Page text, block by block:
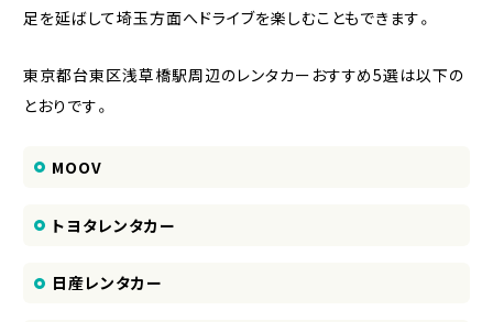
足を延ばして埼玉方面へドライブを楽しむこともできます。
東京都台東区浅草橋駅周辺のレンタカーおすすめ5選は以下の
とおりです。
MOOV
トヨタレンタカー
日産レンタカー